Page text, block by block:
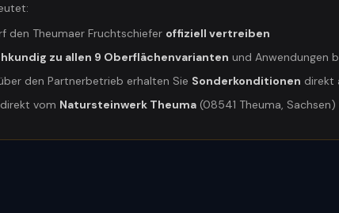
den Theumaer Fruchtschiefer offiziell vertreiben
zu allen 9 Oberflächenvarianten und Anwendungen
den Partnerbetrieb erhalten Sie Sonderkonditionen direkt
vom Natursteinwerk Theuma (08541 Theuma,